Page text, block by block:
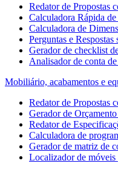
Redator de Propostas
Calculadora Rápida
Calculadora de
Perguntas e
Gerador de checklist
Analisador de conta
Mobiliário, acabamentos e
Redator de Propostas
Gerador de
Redator de
Calculadora de
Gerador de matriz de
Localizador de